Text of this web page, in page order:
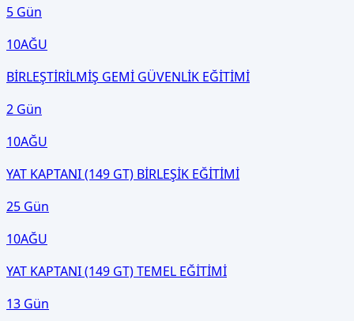
5 Gün
10AĞU
BİRLEŞTİRİLMİŞ GEMİ GÜVENLİK EĞİTİMİ
2 Gün
10AĞU
YAT KAPTANI (149 GT) BİRLEŞİK EĞİTİMİ
25 Gün
10AĞU
YAT KAPTANI (149 GT) TEMEL EĞİTİMİ
13 Gün